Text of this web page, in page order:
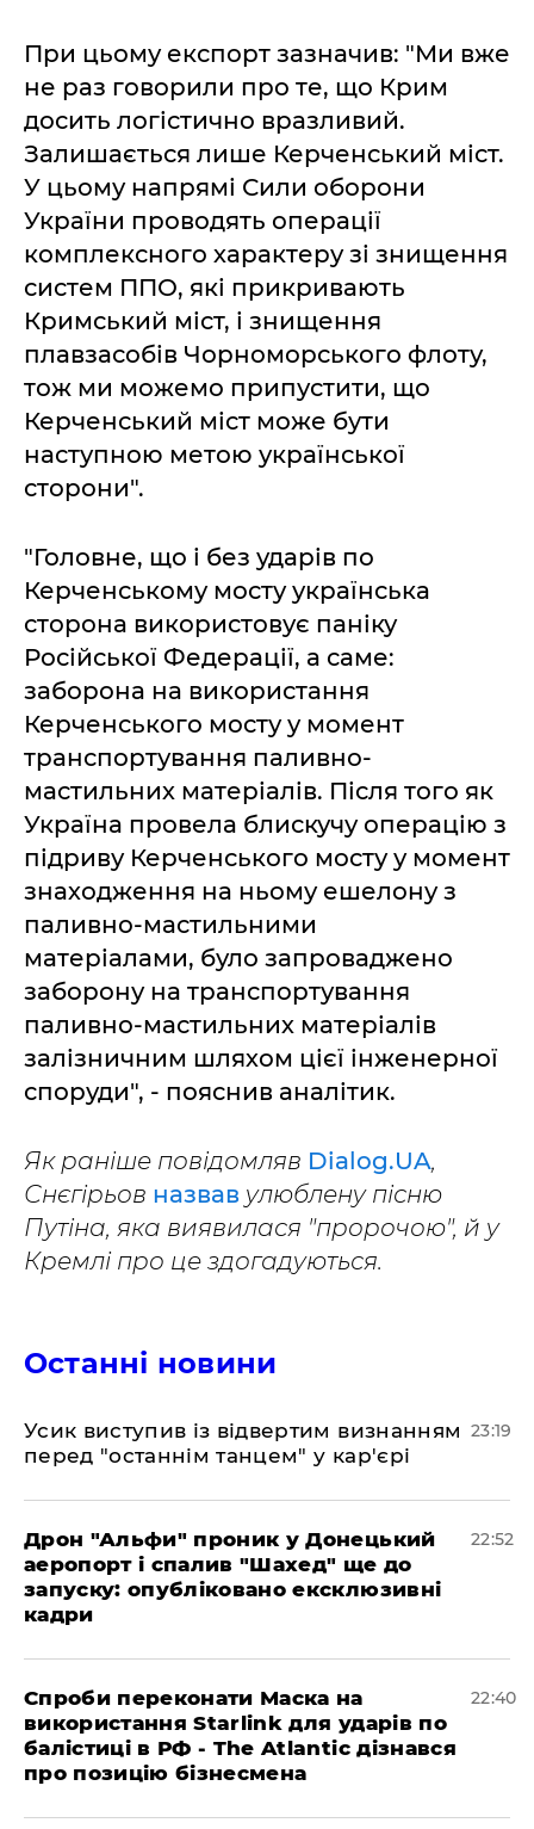
При цьому експорт зазначив: "Ми вже
не раз говорили про те, що Крим
досить логістично вразливий.
Залишається лише Керченський міст.
У цьому напрямі Сили оборони
України проводять операції
комплексного характеру зі знищення
систем ППО, які прикривають
Кримський міст, і знищення
плавзасобів Чорноморського флоту,
тож ми можемо припустити, що
Керченський міст може бути
наступною метою української
сторони".
"Головне, що і без ударів по
Керченському мосту українська
сторона використовує паніку
Російської Федерації, а саме:
заборона на використання
Керченського мосту у момент
транспортування паливно-
мастильних матеріалів. Після того як
Україна провела блискучу операцію з
підриву Керченського мосту у момент
знаходження на ньому ешелону з
паливно-мастильними
матеріалами, було запроваджено
заборону на транспортування
паливно-мастильних матеріалів
залізничним шляхом цієї інженерної
споруди", - пояснив аналітик.
Як раніше повідомляв Dialog.UA,
Снєгірьов назвав улюблену пісню
Путіна, яка виявилася "пророчою", й у
Кремлі про це здогадуються.
Останні новини
​Усик виступив із відвертим визнанням
перед "останнім танцем" у кар'єрі
23:19
​Дрон "Альфи" проник у Донецький
аеропорт і спалив "Шахед" ще до
запуску: опубліковано ексклюзивні
кадри
22:52
​Спроби переконати Маска на
використання Starlink для ударів по
балістиці в РФ - The Atlantic дізнався
про позицію бізнесмена
22:40